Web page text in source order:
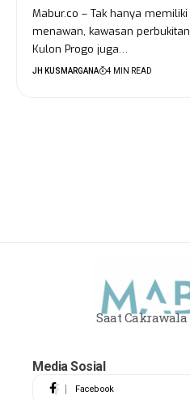
Mabur.co – Tak hanya
menawan, kawasan
Kulon Progo juga…
JH KUSMARGANA 4 MIN READ
Saat
Media Sosial
Facebook